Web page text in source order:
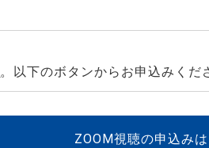
。以下のボタンからお申込みくだ
ZOOM視聴の申込み